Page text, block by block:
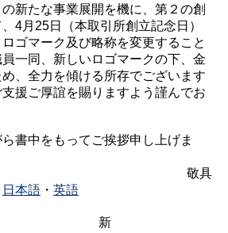
新たな事業展開を機に、第２の創
4月25日（本取引所創立記念日）
ゴマーク及び略称を変更すること
一同、新しいロゴマークの下、金
、全力を傾ける所存でございます
援ご厚誼を賜りますよう謹んでお
書中をもってご挨拶申し上げま
敬具
日本語 ・ 英語
新